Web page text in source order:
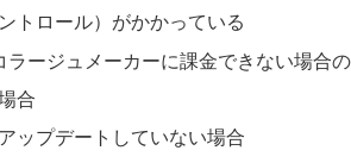
トロール）がかかっている
ージュメーカーに課金できない場合
合
ップデートしていない場合